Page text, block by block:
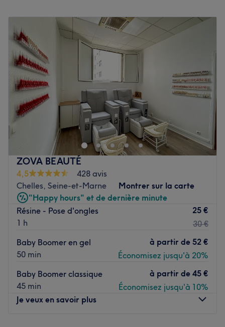
19:00
Mercredi
10:00–
Jeudi
10:00
Vendredi
Samedi
19:00
Dimanche
Fermé
Bienvenue chez Kamadi, un espace dédié à la beauté et
au bien-être où expertise, savoir-faire et attention
personnalisée se rencontrent. Situé dans le 11ᵉ
arrondissement de Paris, le salon vous accueille dans une
ambiance chaleureuse et conviviale pour prendre soin de
vous de la tête aux pieds.
Transport public le plus proche
Le métro Goncourt est à trois minutes à pied du salon.
(ligne 11)
L'équipe
Madina et Kameta vous accueillent avec
professionnalisme, bienveillance et passion pour la
beauté. Complémentaires dans leurs expertises, elles
mettent tout leur savoir-faire à votre service pour vous
offrir une expérience personnalisée et des prestations de
qualité.
ZOVA BEAUTÉ
4,5
428 avis
Chelles, Seine-et-Marne
Montrer sur la carte
"Happy hours" et de dernière minute
Résine - Pose d'ongles
1 h
25 €
30 €
Baby Boomer en gel
50 min
à partir de 52 €
Économisez jusqu'à 20%
Baby Boomer classique
45 min
à partir de 45 €
Économisez jusqu'à 10%
Je veux en savoir plus